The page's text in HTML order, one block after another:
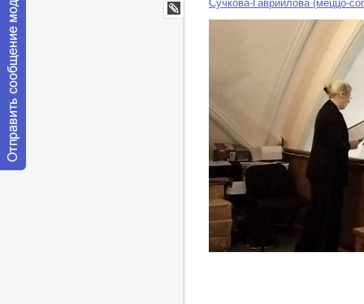
Сучкова-Гавриилова (меццо-
Google+
LiveJournal